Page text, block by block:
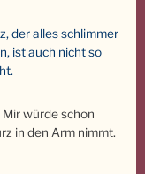
der alles schlimmer
ist auch nicht so
würde schon
in den Arm nimmt.